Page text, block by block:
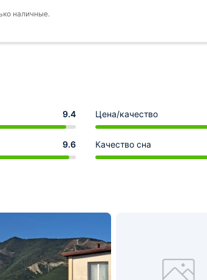
наличные.
9.4 Цена/качество
9.6 Качество сна